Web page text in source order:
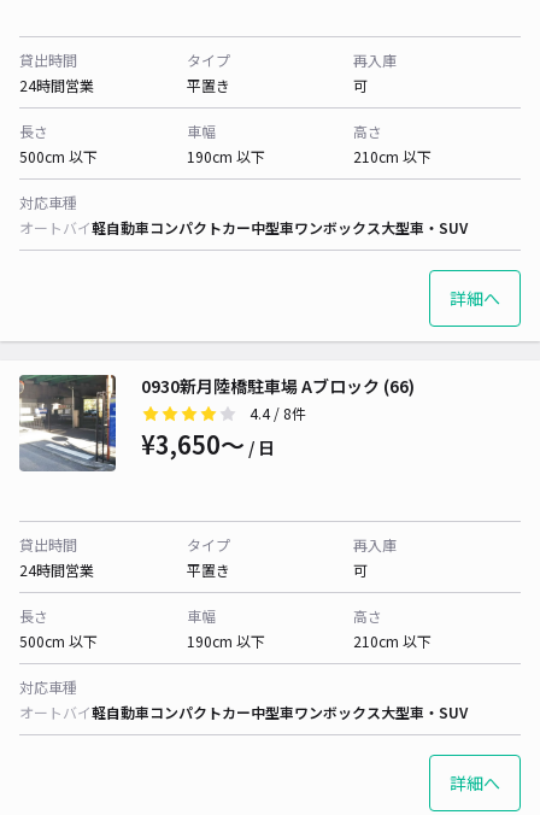
貸出時間
24時間営業
タイプ
平置き
再入庫
可
長さ
500cm 以下
車幅
190cm 以下
高さ
210cm 以下
対応車種
オートバイ軽自動車コンパクトカー中型車ワンボックス大型車・SUV
詳細へ
0930新月陸橋駐車場 Aブロック (66)
4.4/ 8件
¥3,650〜 / 日
貸出時間
24時間営業
タイプ
平置き
再入庫
可
長さ
500cm 以下
車幅
190cm 以下
高さ
210cm 以下
対応車種
オートバイ軽自動車コンパクトカー中型車ワンボックス大型車・SUV
詳細へ